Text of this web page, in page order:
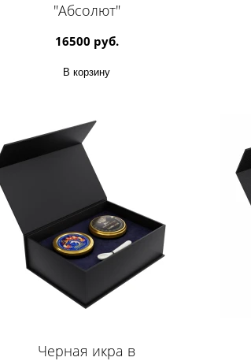
"Абсолют"
16500 руб.
В корзину
Черная икра в